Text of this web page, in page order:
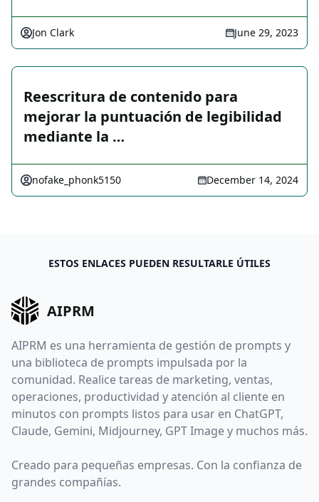
Jon Clark June 29, 2023
Reescritura de contenido para
mejorar la puntuación de legibilidad
mediante la …
nofake_phonk5150 December 14, 2024
ESTOS ENLACES PUEDEN RESULTARLE ÚTILES
AIPRM
AIPRM es una herramienta de gestión de prompts y
una biblioteca de prompts impulsada por la
comunidad. Realice tareas de marketing, ventas,
operaciones, productividad y atención al cliente en
minutos con prompts listos para usar en ChatGPT,
Claude, Gemini, Midjourney, GPT Image y muchos más.
Creado para pequeñas empresas. Con la confianza de
grandes compañías.